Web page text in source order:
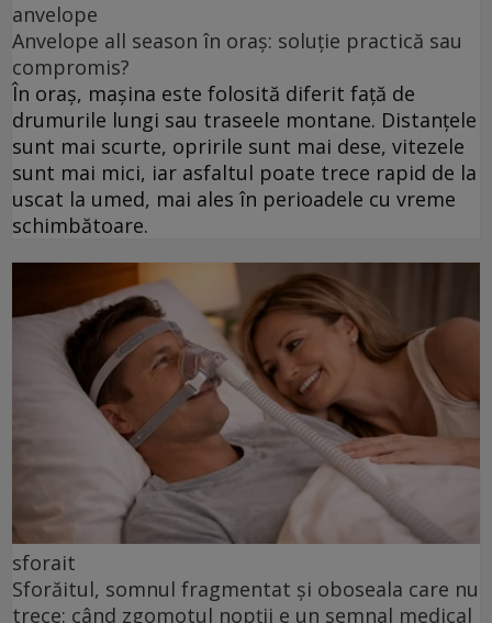
anvelope
Anvelope all season în oraș: soluție practică sau
compromis?
În oraș, mașina este folosită diferit față de
drumurile lungi sau traseele montane. Distanțele
sunt mai scurte, opririle sunt mai dese, vitezele
sunt mai mici, iar asfaltul poate trece rapid de la
uscat la umed, mai ales în perioadele cu vreme
schimbătoare.
sforait
Sforăitul, somnul fragmentat și oboseala care nu
trece: când zgomotul nopții e un semnal medical